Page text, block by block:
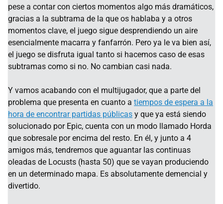
pese a contar con ciertos momentos algo más dramáticos,
gracias a la subtrama de la que os hablaba y a otros
momentos clave, el juego sigue desprendiendo un aire
esencialmente macarra y fanfarrón. Pero ya le va bien así,
el juego se disfruta igual tanto si hacemos caso de esas
subtramas como si no. No cambian casi nada.
Y vamos acabando con el multijugador, que a parte del
problema que presenta en cuanto a tiempos de espera a la
hora de encontrar partidas públicas y que ya está siendo
solucionado por Epic, cuenta con un modo llamado Horda
que sobresale por encima del resto. En él, y junto a 4
amigos más, tendremos que aguantar las continuas
oleadas de Locusts (hasta 50) que se vayan produciendo
en un determinado mapa. Es absolutamente demencial y
divertido.